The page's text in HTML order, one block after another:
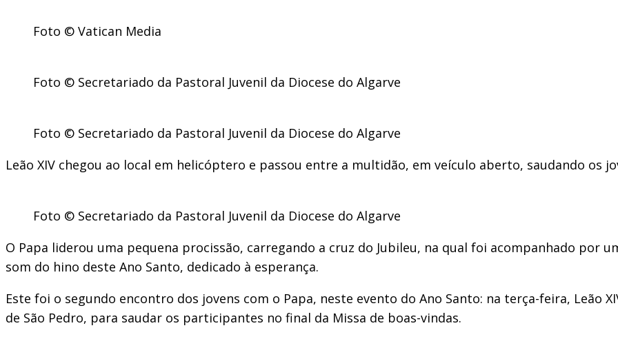
Foto © Vatican Media
Foto © Secretariado da Pastoral Juvenil da Diocese do Algarve
Foto © Secretariado da Pastoral Juvenil da Diocese do Algarve
Leão XIV chegou ao local em helicóptero e passou entre a multidão, em veículo aberto, saudando os
Foto © Secretariado da Pastoral Juvenil da Diocese do Algarve
O Papa liderou uma pequena procissão, carregando a cruz do Jubileu, na qual foi acompanhado por
som do hino deste Ano Santo, dedicado à esperança.
Este foi o segundo encontro dos jovens com o Papa, neste evento do Ano Santo: na terça-feira, Leão
de São Pedro, para saudar os participantes no final da Missa de boas-vindas.